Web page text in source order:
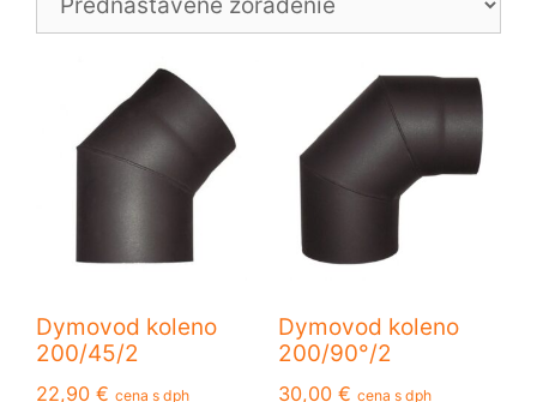
Dymovod koleno
200/45/2
22,90 € cena s dph
Dymovod koleno
200/90°/2
30,00 € cena s dph